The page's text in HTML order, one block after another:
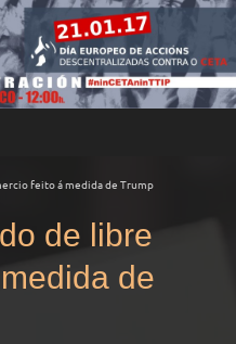
feito á medida de Trump
de libre
de